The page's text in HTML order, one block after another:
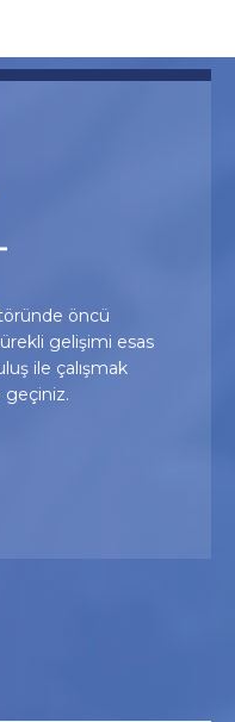
öncü
gelişimi esas
ile çalışmak
geçiniz.